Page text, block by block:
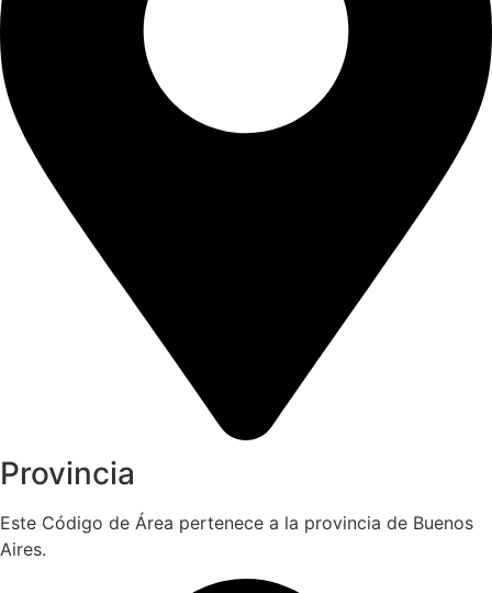
Provincia
Este Código de Área pertenece a la provincia de Buenos
Aires.